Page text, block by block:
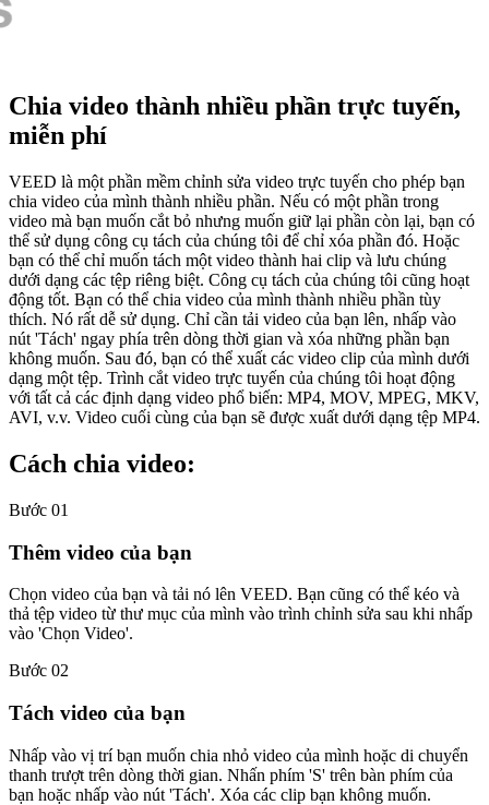
Chia video thành nhiều phần trực tuyến,
miễn phí
VEED là một phần mềm chỉnh sửa video trực tuyến cho phép bạn
chia video của mình thành nhiều phần. Nếu có một phần trong
video mà bạn muốn cắt bỏ nhưng muốn giữ lại phần còn lại, bạn có
thể sử dụng công cụ tách của chúng tôi để chỉ xóa phần đó. Hoặc
bạn có thể chỉ muốn tách một video thành hai clip và lưu chúng
dưới dạng các tệp riêng biệt. Công cụ tách của chúng tôi cũng hoạt
động tốt. Bạn có thể chia video của mình thành nhiều phần tùy
thích. Nó rất dễ sử dụng. Chỉ cần tải video của bạn lên, nhấp vào
nút 'Tách' ngay phía trên dòng thời gian và xóa những phần bạn
không muốn. Sau đó, bạn có thể xuất các video clip của mình dưới
dạng một tệp. Trình cắt video trực tuyến của chúng tôi hoạt động
với tất cả các định dạng video phổ biến: MP4, MOV, MPEG, MKV,
AVI, v.v. Video cuối cùng của bạn sẽ được xuất dưới dạng tệp MP4.
Cách chia video:
Bước 01
Thêm video của bạn
Chọn video của bạn và tải nó lên VEED. Bạn cũng có thể kéo và
thả tệp video từ thư mục của mình vào trình chỉnh sửa sau khi nhấp
vào 'Chọn Video'.
Bước 02
Tách video của bạn
Nhấp vào vị trí bạn muốn chia nhỏ video của mình hoặc di chuyển
thanh trượt trên dòng thời gian. Nhấn phím 'S' trên bàn phím của
bạn hoặc nhấp vào nút 'Tách'. Xóa các clip bạn không muốn.